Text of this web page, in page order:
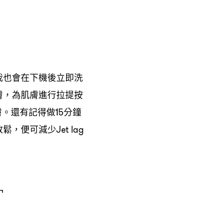
也會在下機後立即洗
， 為肌膚進行拉提按
還有記得做15分鐘
鬆 ， 便可減少Jet lag